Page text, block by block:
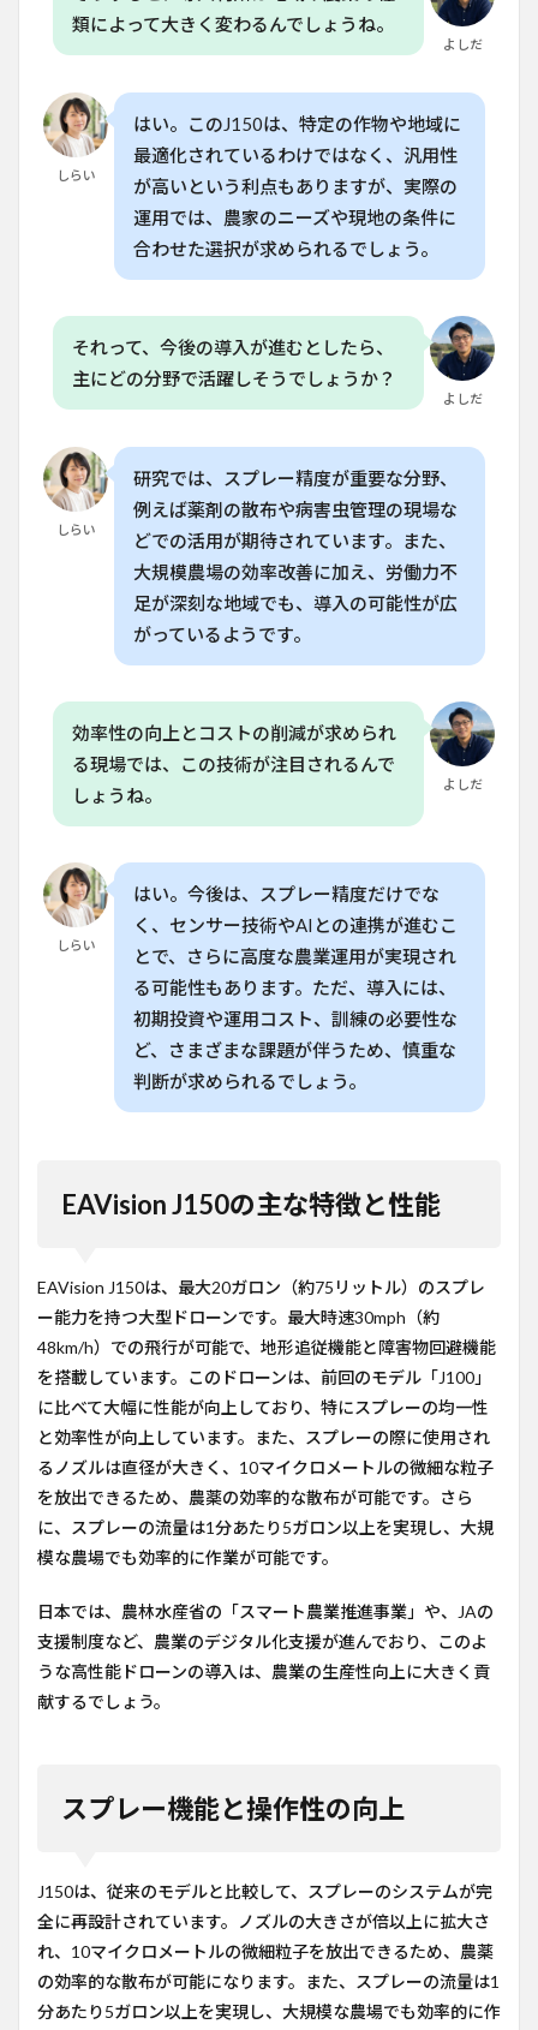
よしだ
類によって大きく変わるんでしょうね。
しらい
はい。このJ150は、特定の作物や地域に
最適化されているわけではなく、汎用性
が高いという利点もありますが、実際の
運用では、農家のニーズや現地の条件に
合わせた選択が求められるでしょう。
よしだ
それって、今後の導入が進むとしたら、
主にどの分野で活躍しそうでしょうか？
しらい
研究では、スプレー精度が重要な分野、
例えば薬剤の散布や病害虫管理の現場な
どでの活用が期待されています。また、
大規模農場の効率改善に加え、労働力不
足が深刻な地域でも、導入の可能性が広
がっているようです。
よしだ
効率性の向上とコストの削減が求められ
る現場では、この技術が注目されるんで
しょうね。
しらい
はい。今後は、スプレー精度だけでな
く、センサー技術やAIとの連携が進むこ
とで、さらに高度な農業運用が実現され
る可能性もあります。ただ、導入には、
初期投資や運用コスト、訓練の必要性な
ど、さまざまな課題が伴うため、慎重な
判断が求められるでしょう。
EAVision J150の主な特徴と性能
EAVision J150は、最大20ガロン（約75リットル）のスプレ
ー能力を持つ大型ドローンです。最大時速30mph（約
48km/h）での飛行が可能で、地形追従機能と障害物回避機能
を搭載しています。このドローンは、前回のモデル「J100」
に比べて大幅に性能が向上しており、特にスプレーの均一性
と効率性が向上しています。また、スプレーの際に使用され
るノズルは直径が大きく、10マイクロメートルの微細な粒子
を放出できるため、農薬の効率的な散布が可能です。さら
に、スプレーの流量は1分あたり5ガロン以上を実現し、大規
模な農場でも効率的に作業が可能です。
日本では、農林水産省の「スマート農業推進事業」や、JAの
支援制度など、農業のデジタル化支援が進んでおり、このよ
うな高性能ドローンの導入は、農業の生産性向上に大きく貢
献するでしょう。
スプレー機能と操作性の向上
J150は、従来のモデルと比較して、スプレーのシステムが完
全に再設計されています。ノズルの大きさが倍以上に拡大さ
れ、10マイクロメートルの微細粒子を放出できるため、農薬
の効率的な散布が可能になります。また、スプレーの流量は1
分あたり5ガロン以上を実現し、大規模な農場でも効率的に作